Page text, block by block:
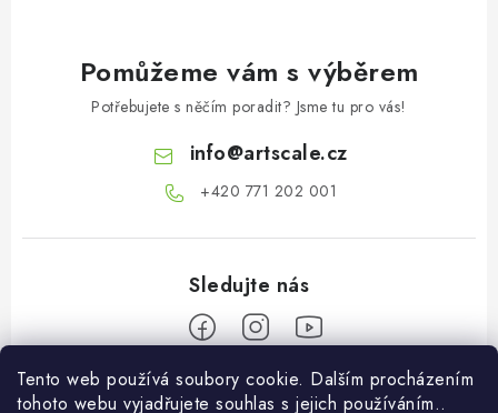
Tento web používá soubory cookie. Dalším procházením
tohoto webu vyjadřujete souhlas s jejich používáním..
Pomůžeme vám s výběrem
Potřebujete s něčím poradit? Jsme tu pro vás!
info@artscale.cz
+420 771 202 001​